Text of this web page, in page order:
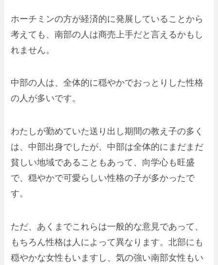
ホーチミンの方が経済的に発展していることから
考えても、南部の人は商売上手だと言えるかもし
れません。
中部の人は、全体的に穏やかでおっとりした性格
の人が多いです。
わたしが勤めていた送り出し期間の教え子の多く
は、中部出身でしたが、中部は全体的にまだまだ
貧しい地域であることもあって、向学心も旺盛
で、穏やかで可愛らしい性格の子が多かったで
す。
ただ、あくまでこれらは一般的な意見であって、
もちろん性格は人によって異なります。北部にも
穏やかな女性もいますし、気の強い南部女性もい